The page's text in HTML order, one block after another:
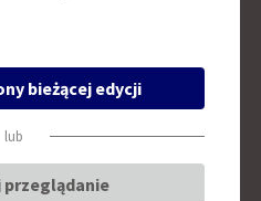
bieżącej edycji
lub